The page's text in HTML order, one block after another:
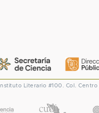
Instituto Literario #100. Col. Centro